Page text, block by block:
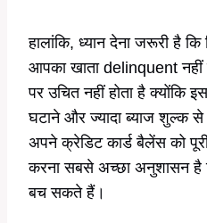
हालांकि, ध्यान देना जरूरी है कि
आपका खाता delinquent नहीं
पर उचित नहीं होता है क्योंकि
घटाने और ज्यादा ब्याज शुल्क से
अपने क्रेडिट कार्ड बैलेंस को
करना सबसे अच्छा अनुशासन
बच सकते हैं।